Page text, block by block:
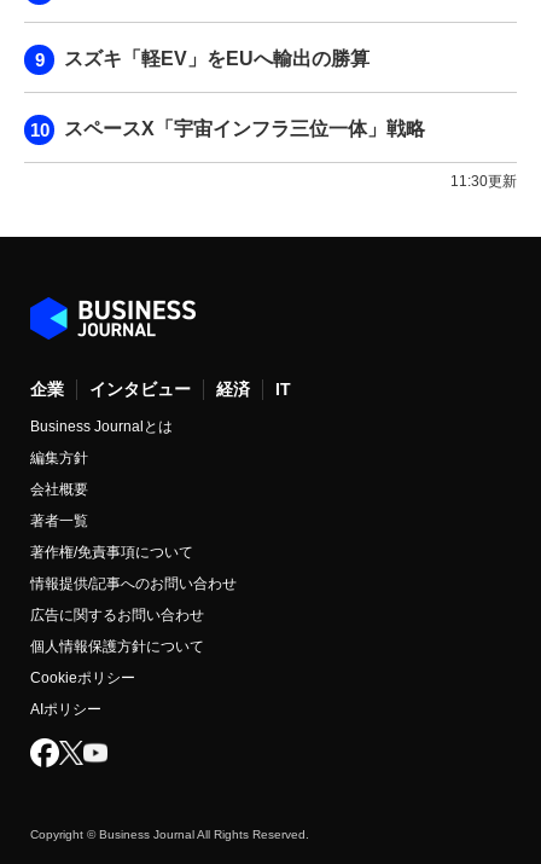
スズキ「軽EV」をEUへ輸出の勝算
スペースX「宇宙インフラ三位一体」戦略
11:30更新
企業 インタビュー 経済 IT
Business Journalとは
編集方針
会社概要
著者一覧
著作権/免責事項について
情報提供/記事へのお問い合わせ
広告に関するお問い合わせ
個人情報保護方針について
Cookieポリシー
AIポリシー
Copyright © Business Journal All Rights Reserved.